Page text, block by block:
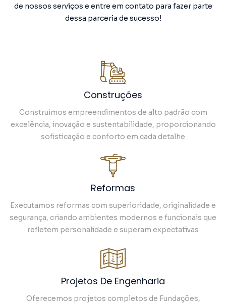
de nossos serviços e entre em contato para fazer parte
dessa parceria de sucesso!
Construções
Construímos empreendimentos de alto padrão com
excelência, inovação e sustentabilidade, proporcionando
sofisticação e conforto em cada detalhe
Reformas
Executamos reformas com superioridade, originalidade e
segurança, criando ambientes modernos e funcionais que
refletem personalidade e superam expectativas
Projetos De Engenharia
Oferecemos projetos completos de Fundações,